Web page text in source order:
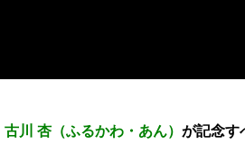
古川 杏（ふるかわ・あん） が記念す